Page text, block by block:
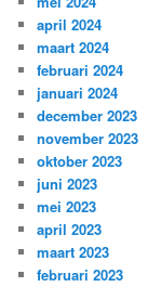
april 2024
maart 2024
februari 2024
januari 2024
december 2023
november 2023
oktober 2023
juni 2023
mei 2023
april 2023
maart 2023
februari 2023